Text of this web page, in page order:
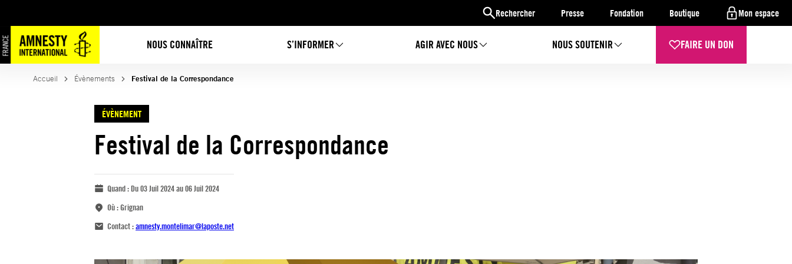
Rechercher Presse Fondation Boutique Mon espace
NOUS CONNAÎTRE S’INFORMER AGIR AVEC NOUS NOUS SOUTENIR FAIRE UN DON
Accueil Évènements Festival de la Correspondance
ÉVÈNEMENT
Festival de la Correspondance
Quand :Du 03 Juil 2024 au 06 Juil 2024
Où :Grignan
Contact :amnesty.montelimar@laposte.net